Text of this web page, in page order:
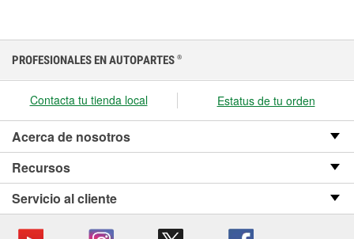
PROFESIONALES EN AUTOPARTES ®
Contacta tu tienda local Estatus de tu orden
Acerca de nosotros
Recursos
Servicio al cliente